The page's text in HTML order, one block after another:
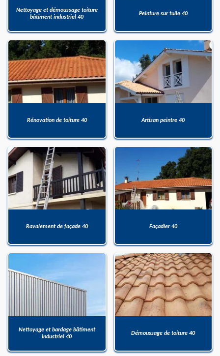
Nettoyage et démoussage toiture
bâtiment industriel 40
Peinture sur tuile 40
Rénovation de toiture 40 Artisan peintre 40
Ravalement de façade 40 Façadier 40
Nettoyage et bardage bâtiment
industriel 40
Démoussage de toiture 40